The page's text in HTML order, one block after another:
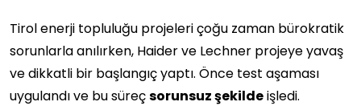
Tirol enerji topluluğu projeleri çoğu zaman bürokratik
sorunlarla anılırken, Haider ve Lechner projeye yavaş
ve dikkatli bir başlangıç yaptı. Önce test aşaması
uygulandı ve bu süreçsorunsuz şekildeişledi.